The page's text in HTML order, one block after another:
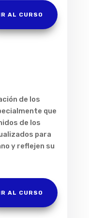
AL CURSO
de los
que
de los
para
y reflejen su
AL CURSO